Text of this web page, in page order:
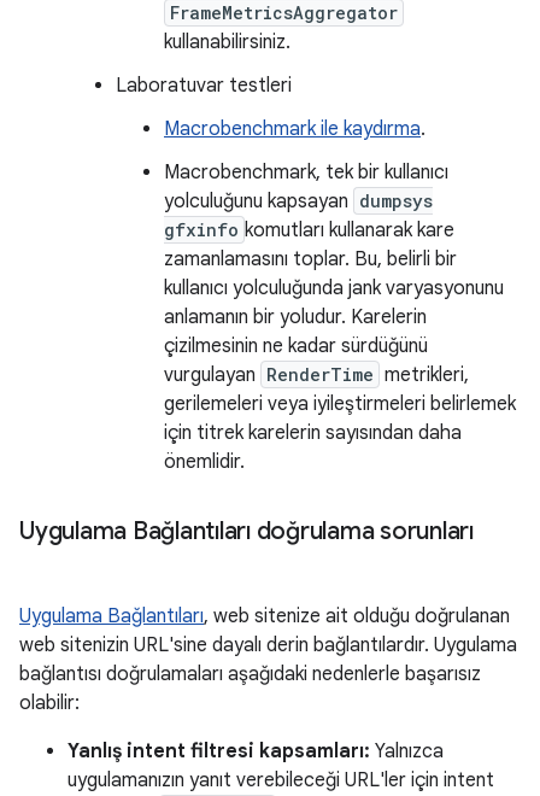
FrameMetricsAggregator
kullanabilirsiniz.
Laboratuvar testleri
Macrobenchmark ile kaydırma.
Macrobenchmark, tek bir kullanıcı
yolculuğunu kapsayan dumpsys
gfxinfo komutları kullanarak kare
zamanlamasını toplar. Bu, belirli bir
kullanıcı yolculuğunda jank varyasyonunu
anlamanın bir yoludur. Karelerin
çizilmesinin ne kadar sürdüğünü
vurgulayan RenderTime metrikleri,
gerilemeleri veya iyileştirmeleri belirlemek
için titrek karelerin sayısından daha
önemlidir.
Uygulama Bağlantıları doğrulama sorunları
Uygulama Bağlantıları, web sitenize ait olduğu doğrulanan
web sitenizin URL'sine dayalı derin bağlantılardır. Uygulama
bağlantısı doğrulamaları aşağıdaki nedenlerle başarısız
olabilir:
Yanlış intent filtresi kapsamları: Yalnızca
uygulamanızın yanıt verebileceği URL'ler için intent